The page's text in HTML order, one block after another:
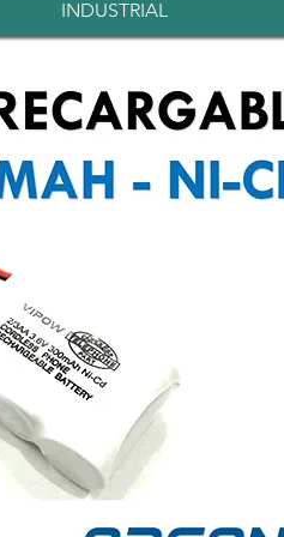
INDUSTRIAL